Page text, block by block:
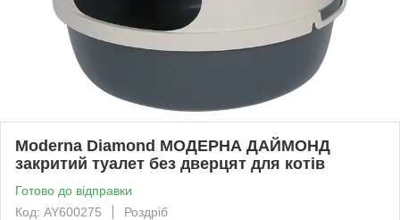
Moderna Diamond МОДЕРНА ДАЙМОНД
закритий туалет без дверцят для котів
Готово до відправки
Код: AY600275
Роздріб